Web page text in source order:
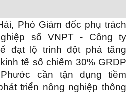
Phó Giám đốc phụ trách
số VNPT - Công ty
đạt lộ trình đột phá tăng
tế số chiếm 30% GRDP
Phước cần tận dụng tiềm
triển nông nghiệp thông